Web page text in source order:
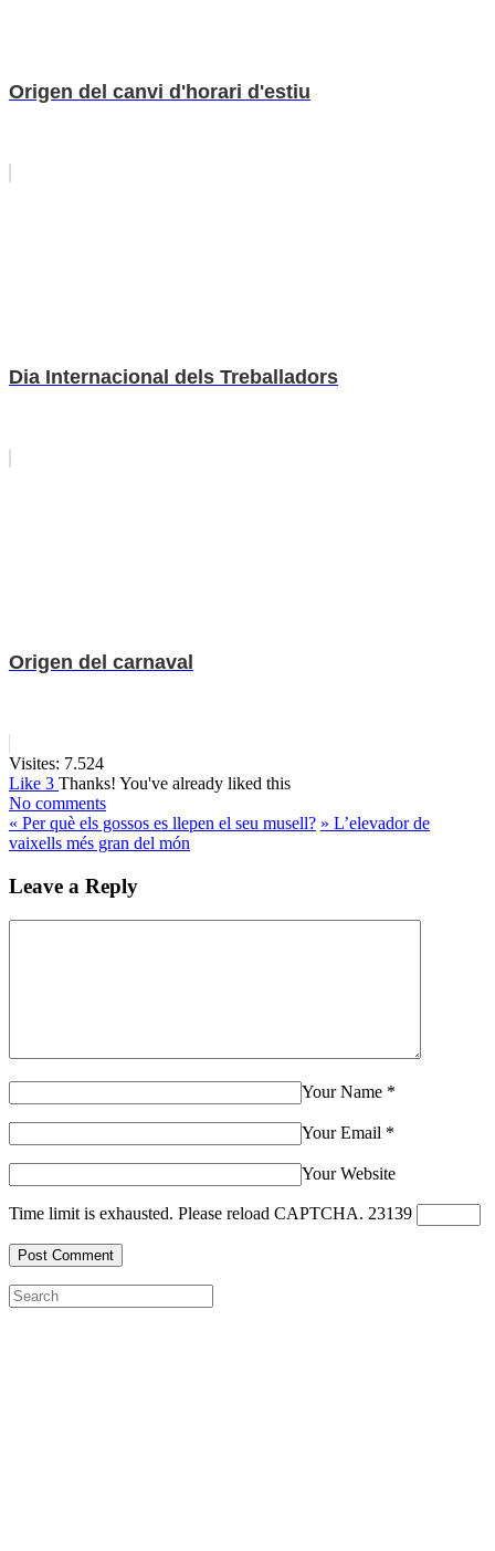
Origen del canvi d'horari d'estiu
Dia Internacional dels Treballadors
Origen del carnaval
Visites: 7.524
Like 3 Thanks! You've already liked this
No comments
« Per què els gossos es llepen el seu musell? » L’elevador de
vaixells més gran del món
Leave a Reply
Your Name *
Your Email *
Your Website
Time limit is exhausted. Please reload CAPTCHA. 23139